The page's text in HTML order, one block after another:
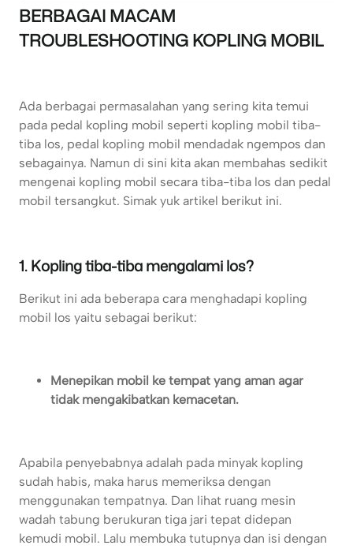
BERBAGAI MACAM
TROUBLESHOOTING KOPLING MOBIL
Ada berbagai permasalahan yang sering kita temui
pada pedal kopling mobil seperti kopling mobil tiba-
tiba los, pedal kopling mobil mendadak ngempos dan
sebagainya. Namun di sini kita akan membahas sedikit
mengenai kopling mobil secara tiba-tiba los dan pedal
mobil tersangkut. Simak yuk artikel berikut ini.
1. Kopling tiba-tiba mengalami los?
Berikut ini ada beberapa cara menghadapi kopling
mobil los yaitu sebagai berikut:
Menepikan mobil ke tempat yang aman agar
tidak mengakibatkan kemacetan.
Apabila penyebabnya adalah pada minyak kopling
sudah habis, maka harus memeriksa dengan
menggunakan tempatnya. Dan lihat ruang mesin
wadah tabung berukuran tiga jari tepat didepan
kemudi mobil. Lalu membuka tutupnya dan isi dengan